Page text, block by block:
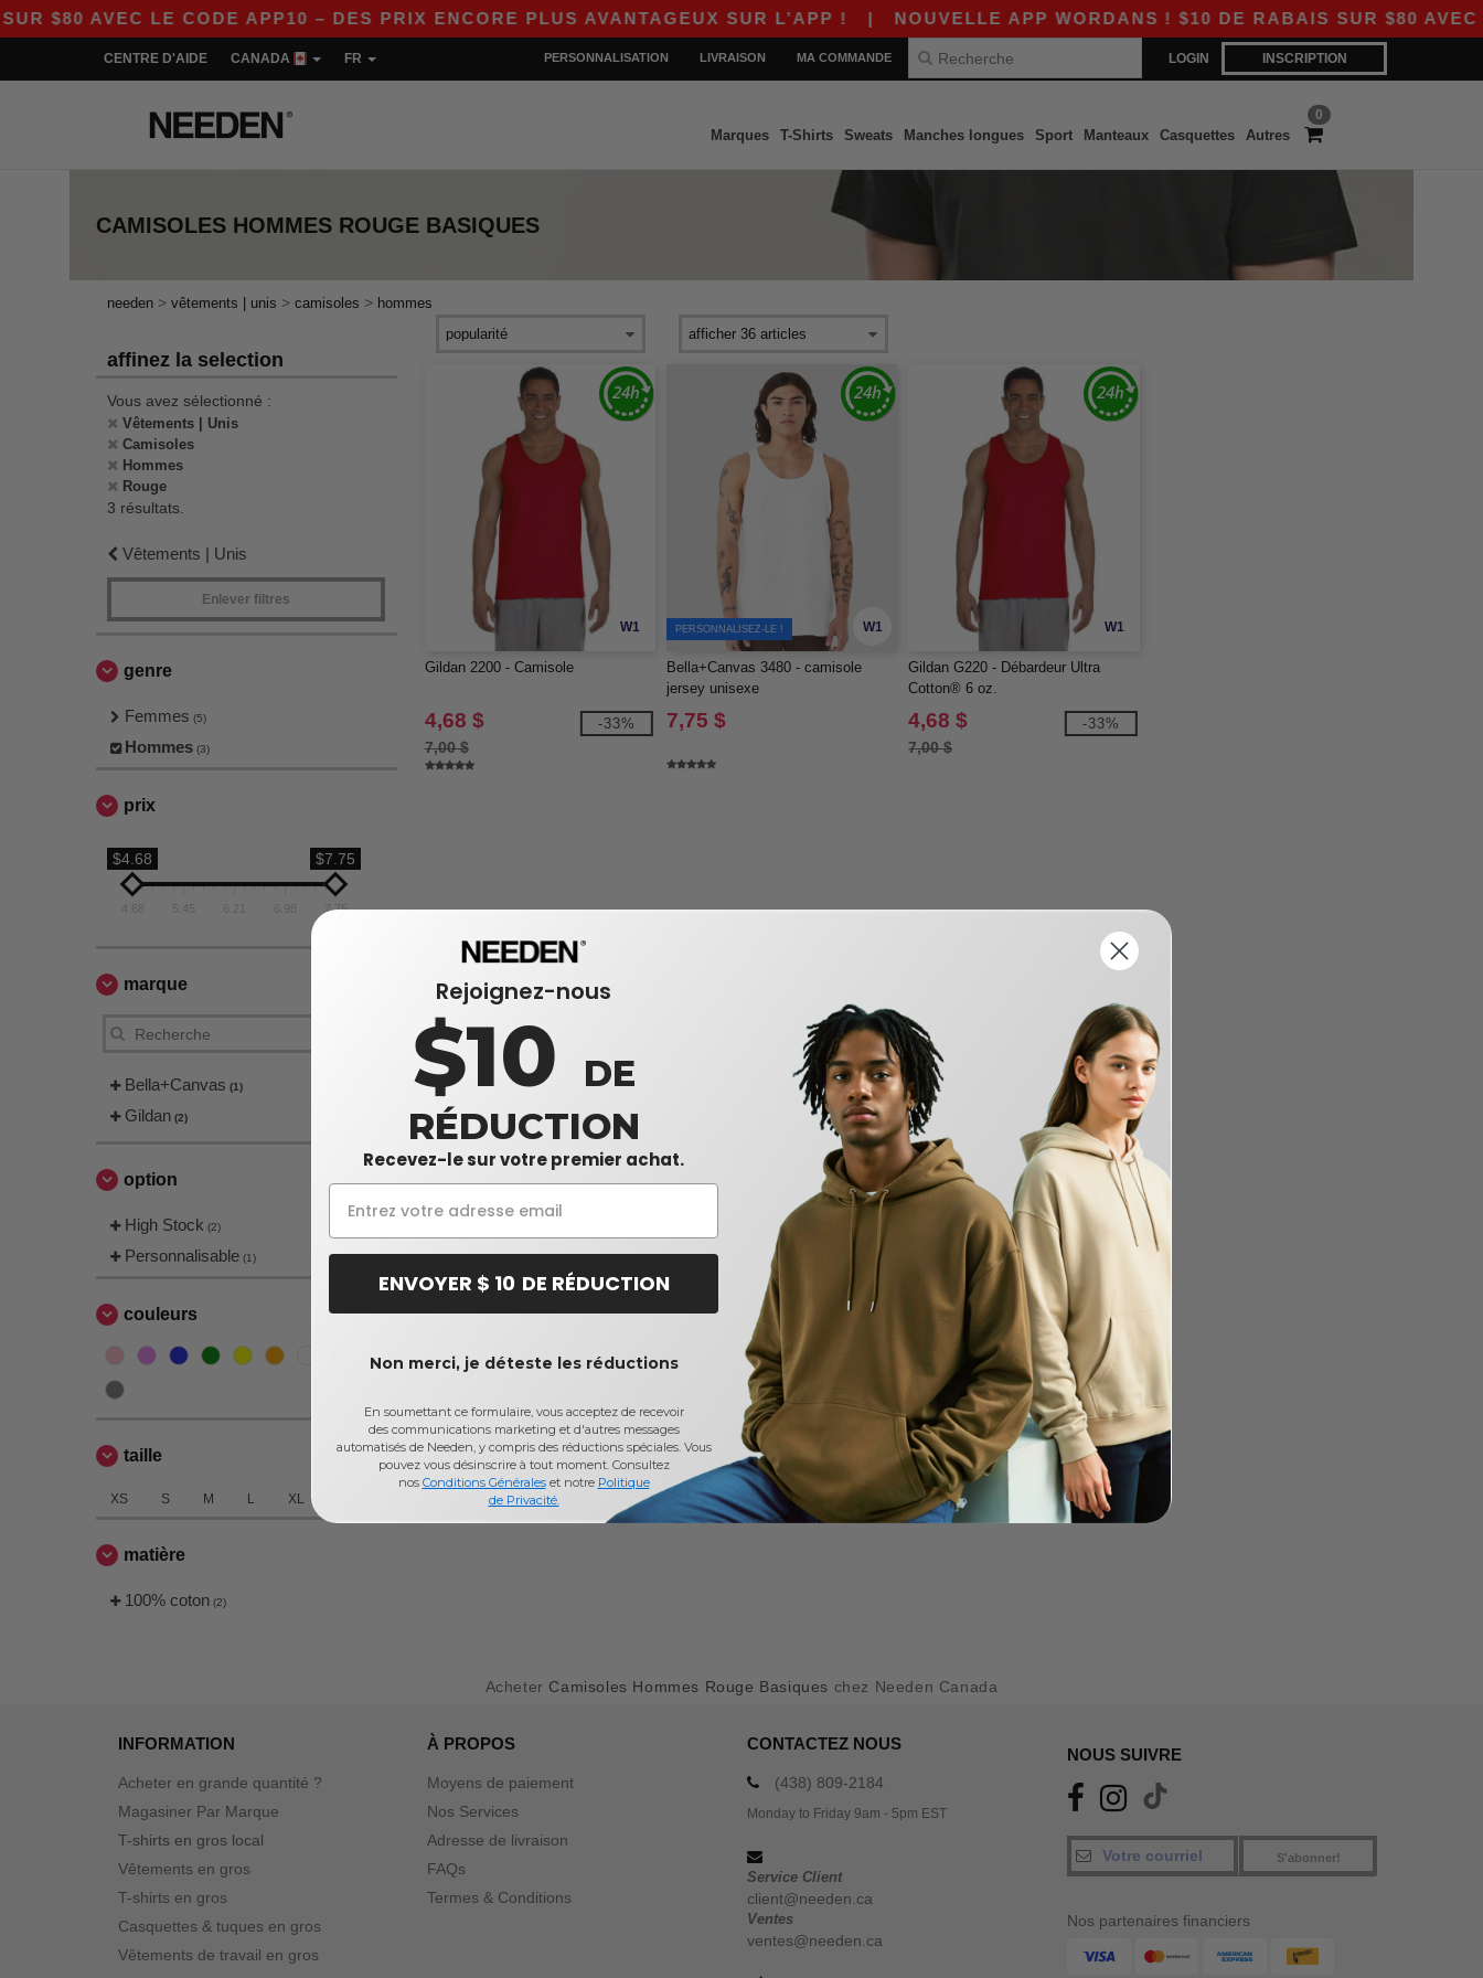
AVEC LE CODE APP10 – DES PRIX ENCORE PLUS AVANTAGEUX SUR L’APP !| NOUVELLE APP WORDANS ! $10 DE RABAIS SUR $80 AVEC
LOGIN INSCRIPTION
CENTRE D'AIDE CANADA FR PERSONNALISATION LIVRAISON MA COMMANDE
0
Marques T-Shirts Sweats Manches longues Sport Manteaux Casquettes Autres
CAMISOLES HOMMES ROUGE BASIQUES
needen > vêtements | unis > camisoles > hommes
affinez la selection
Vous avez sélectionné :
Vêtements | Unis
Camisoles
Hommes
Rouge
3 résultats.
Vêtements | Unis
Enlever filtres
genre
Femmes (5)
Hommes (3)
prix
$4.68 $7.75
4.68 5.45 7.75
marque
Bella+Canvas (1)
Gildan (2)
option
High Stock (2)
Personnalisable (1)
couleurs
taille
XS S M L XL
matière
100% coton (2)
W1
Gildan 2200 - Camisole
4,68 $
7,00 $
-33%
W1
PERSONNALISEZ-LE !
Bella+Canvas 3480 - camisole
jersey unisexe
7,75 $
W1
Gildan G220 - Débardeur Ultra
Cotton® 6 oz.
4,68 $
7,00 $
-33%
Acheter Camisoles Hommes Rouge Basiques chez Needen Canada
INFORMATION
Acheter en grande quantité ?
Magasiner Par Marque
T-shirts en gros local
Vêtements en gros
T-shirts en gros
Casquettes & tuques en gros
Vêtements de travail en gros
À PROPOS
Moyens de paiement
Nos Services
Adresse de livraison
FAQs
Termes & Conditions
CONTACTEZ NOUS
(438) 809-2184
Monday to Friday 9am - 5pm EST
Service Client
client@needen.ca
Ventes
ventes@needen.ca
NOUS SUIVRE
S'abonner!
Nos partenaires financiers
Rejoignez-nous
$10 DE
RÉDUCTION
Recevez-le sur votre premier achat.
ENVOYER $ 10 DE RÉDUCTION
Non merci, je déteste les réductions
En soumettant ce formulaire, vous acceptez de recevoir
des communications marketing et d'autres messages
automatisés de Needen, y compris des réductions spéciales. Vous
pouvez vous désinscrire à tout moment. Consultez
nos Conditions Généraleset notre Politique
de Privacité.